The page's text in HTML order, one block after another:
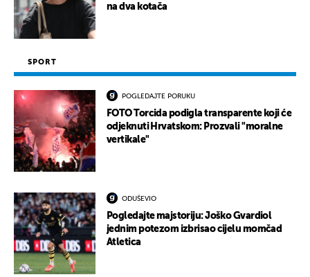
na dva kotača
SPORT
POGLEDAJTE PORUKU
FOTO Torcida podigla transparente koji će
odjeknuti Hrvatskom: Prozvali "moralne
vertikale"
ODUŠEVIO
Pogledajte majstoriju: Joško Gvardiol
jednim potezom izbrisao cijelu momčad
Atletica